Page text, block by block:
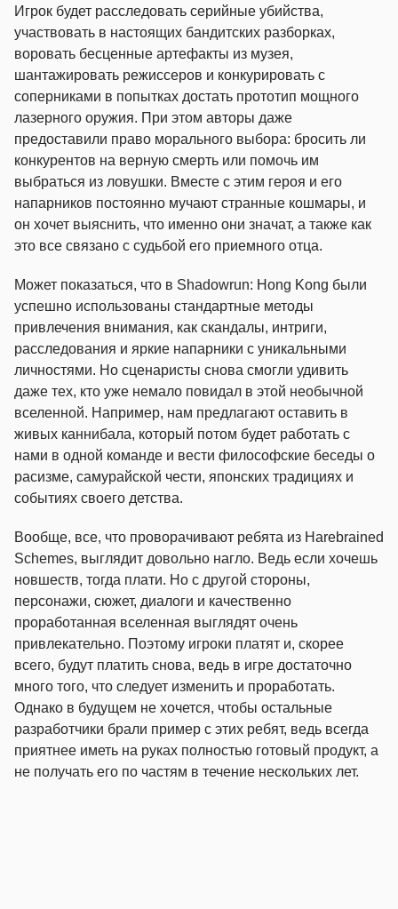
Игрок будет расследовать серийные убийства,
участвовать в настоящих бандитских разборках,
воровать бесценные артефакты из музея,
шантажировать режиссеров и конкурировать с
соперниками в попытках достать прототип мощного
лазерного оружия. При этом авторы даже
предоставили право морального выбора: бросить ли
конкурентов на верную смерть или помочь им
выбраться из ловушки. Вместе с этим героя и его
напарников постоянно мучают странные кошмары, и
он хочет выяснить, что именно они значат, а также как
это все связано с судьбой его приемного отца.
Может показаться, что в Shadowrun: Hong Kong были
успешно использованы стандартные методы
привлечения внимания, как скандалы, интриги,
расследования и яркие напарники с уникальными
личностями. Но сценаристы снова смогли удивить
даже тех, кто уже немало повидал в этой необычной
вселенной. Например, нам предлагают оставить в
живых каннибала, который потом будет работать с
нами в одной команде и вести философские беседы о
расизме, самурайской чести, японских традициях и
событиях своего детства.
Вообще, все, что проворачивают ребята из Harebrained
Schemes, выглядит довольно нагло. Ведь если хочешь
новшеств, тогда плати. Но с другой стороны,
персонажи, сюжет, диалоги и качественно
проработанная вселенная выглядят очень
привлекательно. Поэтому игроки платят и, скорее
всего, будут платить снова, ведь в игре достаточно
много того, что следует изменить и проработать.
Однако в будущем не хочется, чтобы остальные
разработчики брали пример с этих ребят, ведь всегда
приятнее иметь на руках полностью готовый продукт, а
не получать его по частям в течение нескольких лет.